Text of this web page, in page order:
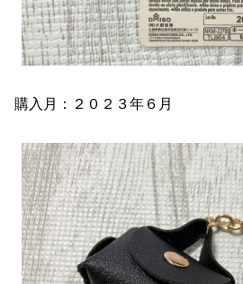
購入月：２０２３年６月